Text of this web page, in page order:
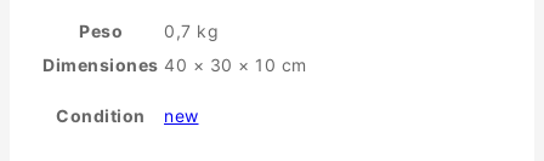
Peso
0,7 kg
Dimensiones 40 × 30 × 10 cm
Condition new